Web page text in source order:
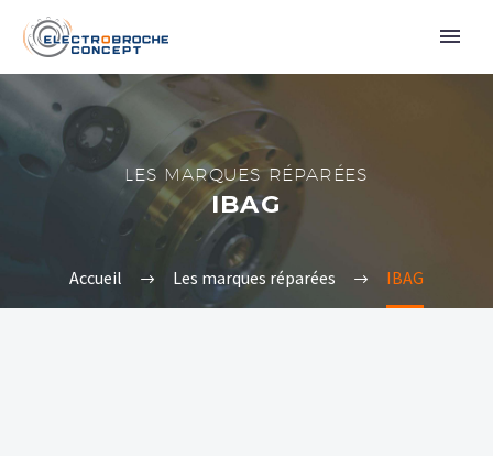
LES MARQUES RÉPARÉES
IBAG
Accueil Les marques réparées IBAG